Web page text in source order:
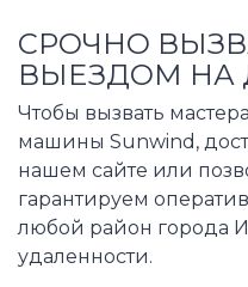
СРОЧНО
ВЫЕЗДОМ НА
Чтобы вызвать
машины Sunwind,
нашем сайте или
гарантируем
любой район города
удаленности.